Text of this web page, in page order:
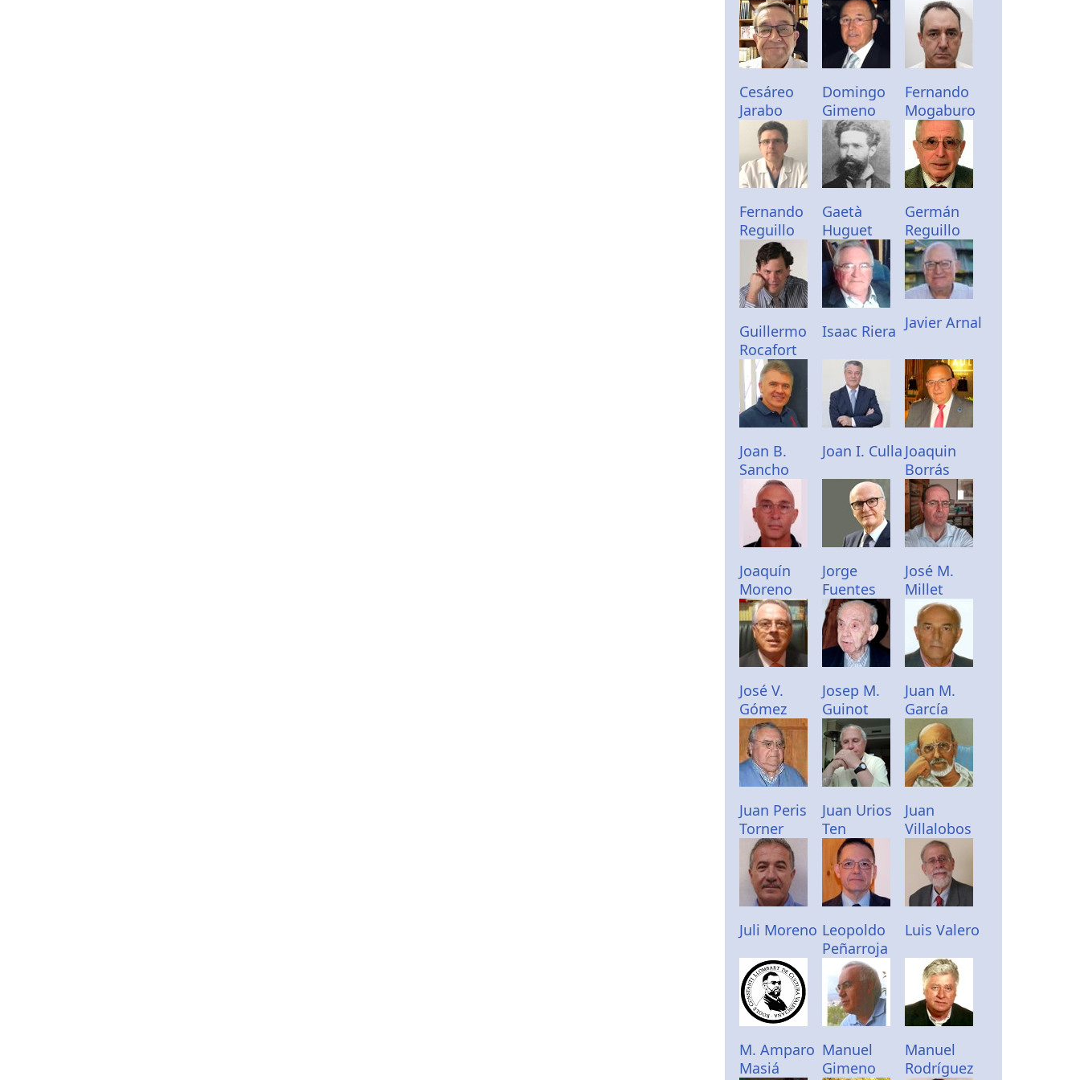
Cesáreo
Jarabo
Domingo
Gimeno
Fernando
Mogaburo
Fernando
Reguillo
Gaetà
Huguet
Germán
Reguillo
Guillermo
Rocafort
Isaac Riera Javier Arnal
Joan B.
Sancho
Joan I. Culla Joaquin
Borrás
Joaquín
Moreno
Jorge
Fuentes
José M.
Millet
José V.
Gómez
Josep M.
Guinot
Juan M.
García
Juan Peris
Torner
Juan Urios
Ten
Juan
Villalobos
Juli Moreno Leopoldo
Peñarroja
Luis Valero
M. Amparo
Masiá
Manuel
Gimeno
Manuel
Rodríguez